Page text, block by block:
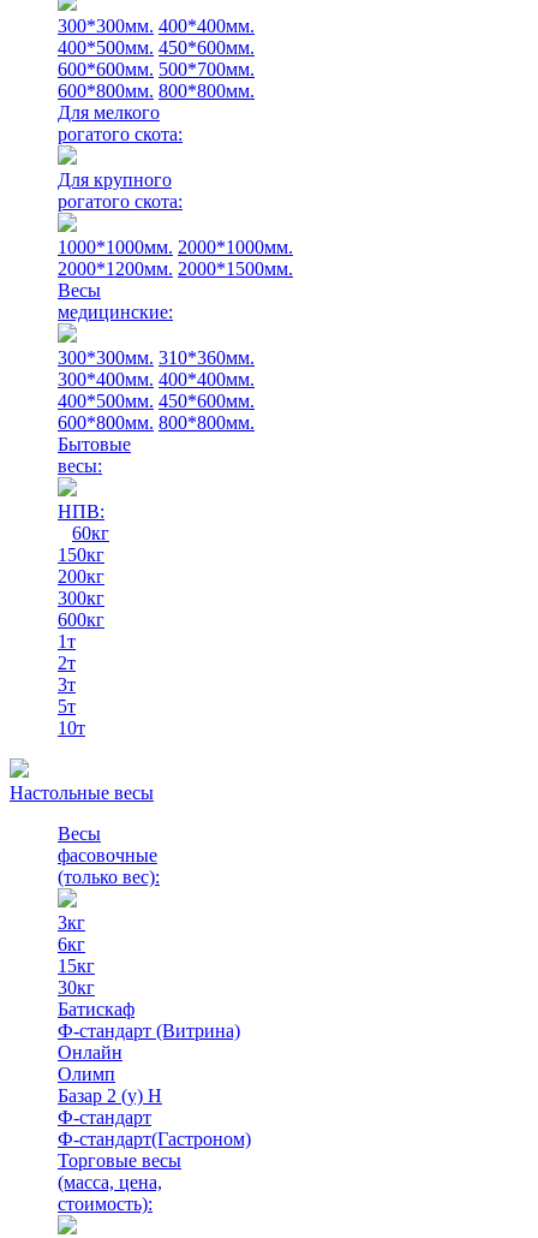
300*300мм. 400*400мм.
400*500мм. 450*600мм.
600*600мм. 500*700мм.
600*800мм. 800*800мм.
Для мелкого
рогатого скота:
Для крупного
рогатого скота:
1000*1000мм. 2000*1000мм.
2000*1200мм. 2000*1500мм.
Весы
медицинские:
300*300мм. 310*360мм.
300*400мм. 400*400мм.
400*500мм. 450*600мм.
600*800мм. 800*800мм.
Бытовые
весы:
НПВ:
60кг
150кг
200кг
300кг
600кг
1т
2т
3т
5т
10т
Настольные весы
Весы
фасовочные
(только вес):
3кг
6кг
15кг
30кг
Батискаф
Ф-стандарт (Витрина)
Онлайн
Олимп
Базар 2 (у) Н
Ф-стандарт
Ф-стандарт(Гастроном)
Торговые весы
(масса, цена,
стоимость):